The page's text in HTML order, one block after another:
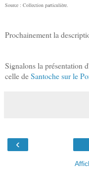
Source : Collection particulière.
Prochainement la
Signalons la présentation
celle deSantoche sur le
‹